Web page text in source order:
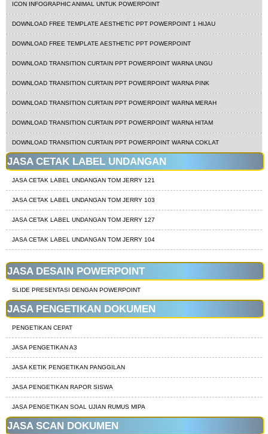
ICON INFOGRAPHIC ANIMAL UNTUK POWERPOINT
DOWNLOAD FREE TEMPLATE AESTHETIC PPT POWERPOINT 1 HIJAU
DOWNLOAD FREE TEMPLATE AESTHETIC PPT POWERPOINT
DOWNLOAD TRANSITION CURTAIN PPT POWERPOINT WARNA UNGU
DOWNLOAD TRANSITION CURTAIN PPT POWERPOINT WARNA PINK
DOWNLOAD TRANSITION CURTAIN PPT POWERPOINT WARNA MERAH
DOWNLOAD TRANSITION CURTAIN PPT POWERPOINT WARNA HITAM
DOWNLOAD TRANSITION CURTAIN PPT POWERPOINT WARNA COKLAT
JASA CETAK LABEL UNDANGAN
JASA CETAK LABEL UNDANGAN TOM JERRY 121
JASA CETAK LABEL UNDANGAN TOM JERRY 103
JASA CETAK LABEL UNDANGAN TOM JERRY 127
JASA CETAK LABEL UNDANGAN TOM JERRY 104
JASA DESAIN POWERPOINT
SLIDE PRESENTASI DENGAN POWERPOINT
JASA PENGETIKAN DOKUMEN
PENGETIKAN CEPAT
JASA PENGETIKAN A3
JASA KETIK PENGETIKAN PANGGILAN
JASA PENGETIKAN RAPOR SISWA
JASA PENGETIKAN SOAL UJIAN RUMUS MIPA
JASA SCAN DOKUMEN